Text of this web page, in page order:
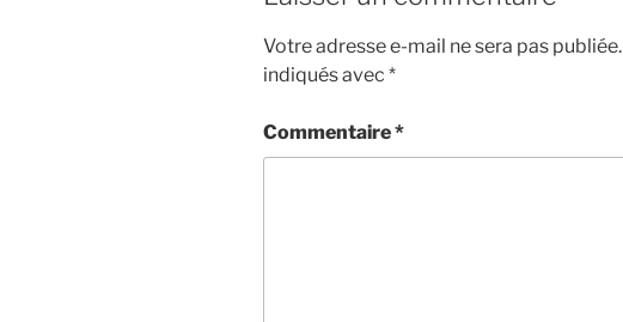
Votre adresse e-mail ne sera pas publiée.
indiqués avec *
Commentaire*